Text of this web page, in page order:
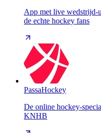
App met live wedstrijd-
de echte hockey fans
PassaHockey
De online hockey-
KNHB